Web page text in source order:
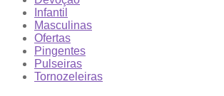
Infantil
Masculinas
Ofertas
Pingentes
Pulseiras
Tornozeleiras